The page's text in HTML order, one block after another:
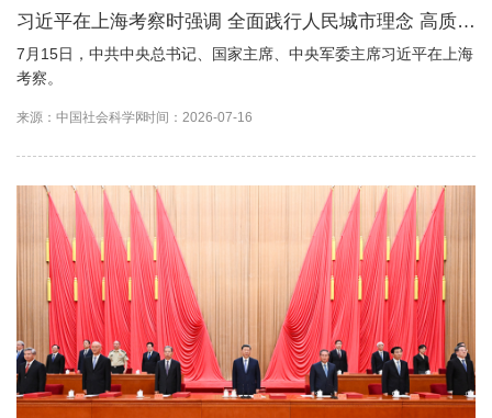
习近平在上海考察时强调 全面践行人民城市理念 高质量
推进城市更新 蔡奇陪同考察
7月15日，中共中央总书记、国家主席、中央军委主席习近平在上海
考察。
来源：中国社会科学网时间：2026-07-16